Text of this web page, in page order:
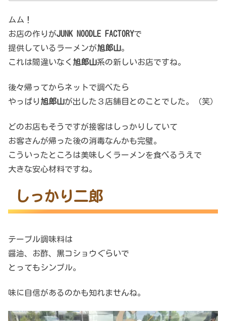
ムム！
お店の作りがJUNK NOODLE FACTORYで
提供しているラーメンが旭郎山。
これは間違いなく 旭郎山系の新しいお店ですね。
後々帰ってからネットで調べたら
やっぱり 旭郎山が出した３店舗目とのことでした。（笑）
どのお店もそうですが接客はしっかりしていて
お客さんが帰った後の消毒なんかも完璧。
こういったところは美味しくラーメンを食べるうえで
大きな安心材料ですね。
しっかり二郎
テーブル調味料は
醤油、お酢、黒コショウぐらいで
とってもシンプル。
味に自信があるのかも知れませんね。